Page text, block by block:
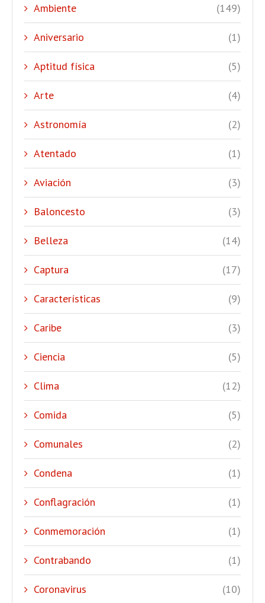
Ambiente (149)
Aniversario (1)
Aptitud física (5)
Arte (4)
Astronomía (2)
Atentado (1)
Aviación (3)
Baloncesto (3)
Belleza (14)
Captura (17)
Características (9)
Caribe (3)
Ciencia (5)
Clima (12)
Comida (5)
Comunales (2)
Condena (1)
Conflagración (1)
Conmemoración (1)
Contrabando (1)
Coronavirus (10)